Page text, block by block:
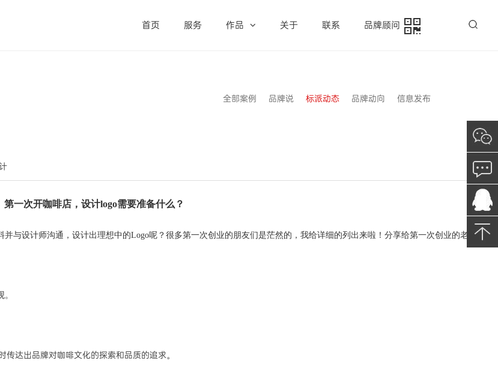
首页 服务 作品 关于 联系 品牌顾问
全部案例 品牌说 标派动态 品牌动向 信息发布
第一次开咖啡店，设计logo需要准备什么？
与设计师沟通，设计出理想中的Logo呢？很多第一次创业的朋友们是茫然的，我给详细的列出来啦！分享给第一次创业的老
达出品牌对咖啡文化的探索和品质的追求。